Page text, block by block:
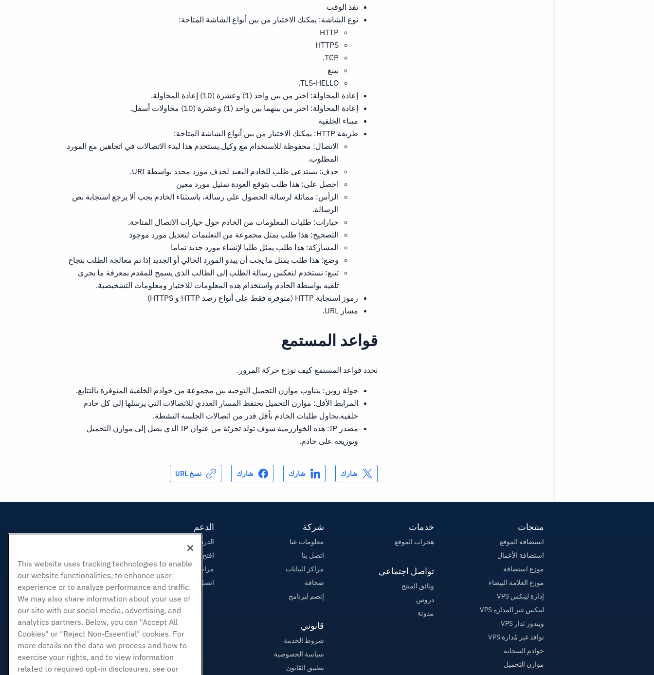
نفذ الوقت
نوع الشاشة: يمكنك الاختيار من بين أنواع الشاشة المتاحة:
HTTP
HTTPS
TCP.
بينغ
TLS-HELLO.
إعادة المحاولة: اختر من بين واحد (1) وعشرة (10) إعادة المحاولة.
إعادة المحاولة: اختر من بينهما بين واحد (1) وعشرة (10) محاولات أسفل.
ميناء الخلفية
طريقة HTTP: يمكنك الاختيار من بين أنواع الشاشة المتاحة:
الاتصال: محفوظة للاستخدام مع وكيل.يستخدم هذا لبدء الاتصالات في اتجاهين مع المورد
المطلوب.
حذف: يستدعي طلب للخادم البعيد لحذف مورد محدد بواسطة URI.
احصل على: هذا طلب يتوقع العودة تمثيل مورد معين
الرأس: مماثلة لرسالة الحصول على رسالة، باستثناء الخادم يجب ألا يرجع استجابة نص
الرسالة.
خيارات: طلبات المعلومات من الخادم حول خيارات الاتصال المتاحة.
التصحيح: هذا طلب يمثل مجموعة من التعليمات لتعديل مورد موجود
المشاركة: هذا طلب يمثل طلبا لإنشاء مورد جديد تماما
وضع: هذا طلب يمثل ما يجب أن يبدو المورد الحالي أو الجديد إذا تم معالجة الطلب بنجاح
تتبع: تستخدم لتعكس رسالة الطلب إلى الطالب الذي يسمح للمقدم بمعرفة ما يجري
تلقيه بواسطة الخادم واستخدام هذه المعلومات للاختبار ومعلومات التشخيصية.
رموز استجابة HTTP (متوفرة فقط على أنواع رصد HTTP و HTTPS)
مسار URL.
قواعد المستمع
تحدد قواعد المستمع كيف توزع حركة المرور.
جولة روبن: يتناوب موازن التحميل التوجيه بين مجموعة من خوادم الخلفية المتوفرة بالتتابع.
المرابط الأقل: موازن التحميل يحتفظ المسار العددي للاتصالات التي يرسلها إلى كل خادم
خلفية.يحاول طلبات الخادم بأقل قدر من اتصالات الجلسة النشطة.
مصدر IP: هذه الخوارزمية سوف تولد تجزئة من عنوان IP الذي يصل إلى موازن التحميل
وتوزيعه على خادم.
شارك شارك شارك نسخ URL
منتجات
استضافة الموقع
استضافة الأعمال
موزع استضافة
موزع العلامة البيضاء
إدارة لينكس VPS
لينكس غير المدارة VPS
ويندوز تدار VPS
نوافذ غير مُدارة VPS
خوادم السحابة
موازن التحميل
خدمات
هجرات الموقع
تواصل اجتماعي
وثائق المنتج
دروس
مدونة
شركة
معلومات عنا
اتصل بنا
مراكز البيانات
صحافة
إنضم لبرنامج
قانوني
شروط الخدمة
سياسة الخصوصية
تطبيق القانون
الدعم
الدردشة الحية معنا
افتح تذكرة الدعم
مراسلتنا على البريد الاليكتروني
اتصل بنا (888) 404-1279
This website uses tracking technologies to enable
our website functionalities, to enhance user
experience or to analyze performance and traffic.
We may also share information about your use of
our site with our social media, advertising, and
analytics partners. Below, you can "Accept All
Cookies" or "Reject Non-Essential" cookies. For
more details on the data we process and how to
exercise your rights, and to view information
related to required opt-in disclosures, see our